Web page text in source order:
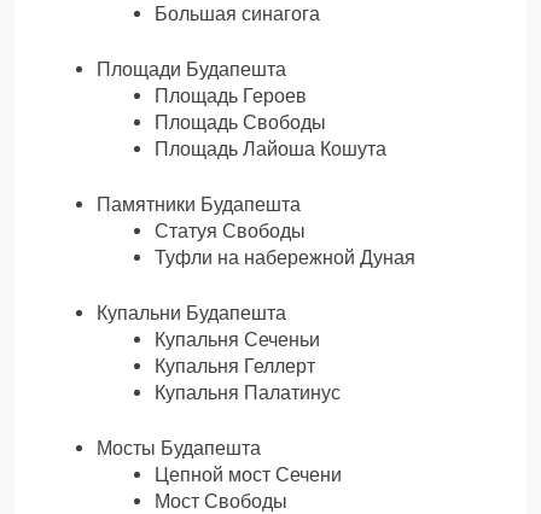
Большая синагога
Площади Будапешта
Площадь Героев
Площадь Свободы
Площадь Лайоша Кошута
Памятники Будапешта
Статуя Свободы
Туфли на набережной Дуная
Купальни Будапешта
Купальня Сеченьи
Купальня Геллерт
Купальня Палатинус
Мосты Будапешта
Цепной мост Сечени
Мост Свободы